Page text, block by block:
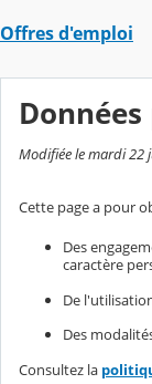
Offres d'emploi
Modifiée le mardi 22
Cette page a pour
Des
caractère
De
Des
Consultez la